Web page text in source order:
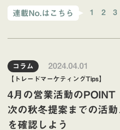
連載No.はこちら 1 2 3
コラム 2024.04.01
【トレードマーケティングTips】
4月の営業活動のPOINT
次の秋冬提案までの活
を確認しよう